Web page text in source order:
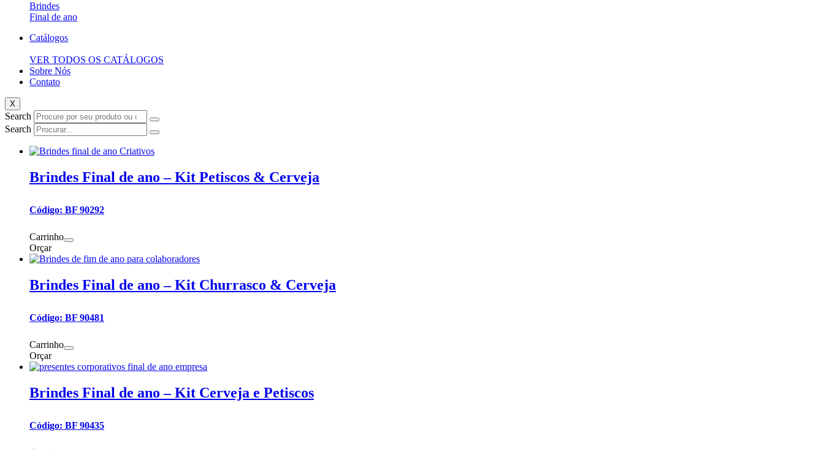
Brindes
Final de ano
Catálogos
VER TODOS OS CATÁLOGOS
Sobre Nós
Contato
X
Search
Search
Brindes Final de ano – Kit Petiscos & Cerveja
Código: BF 90292
Carrinho
Orçar
Brindes Final de ano – Kit Churrasco & Cerveja
Código: BF 90481
Carrinho
Orçar
Brindes Final de ano – Kit Cerveja e Petiscos
Código: BF 90435